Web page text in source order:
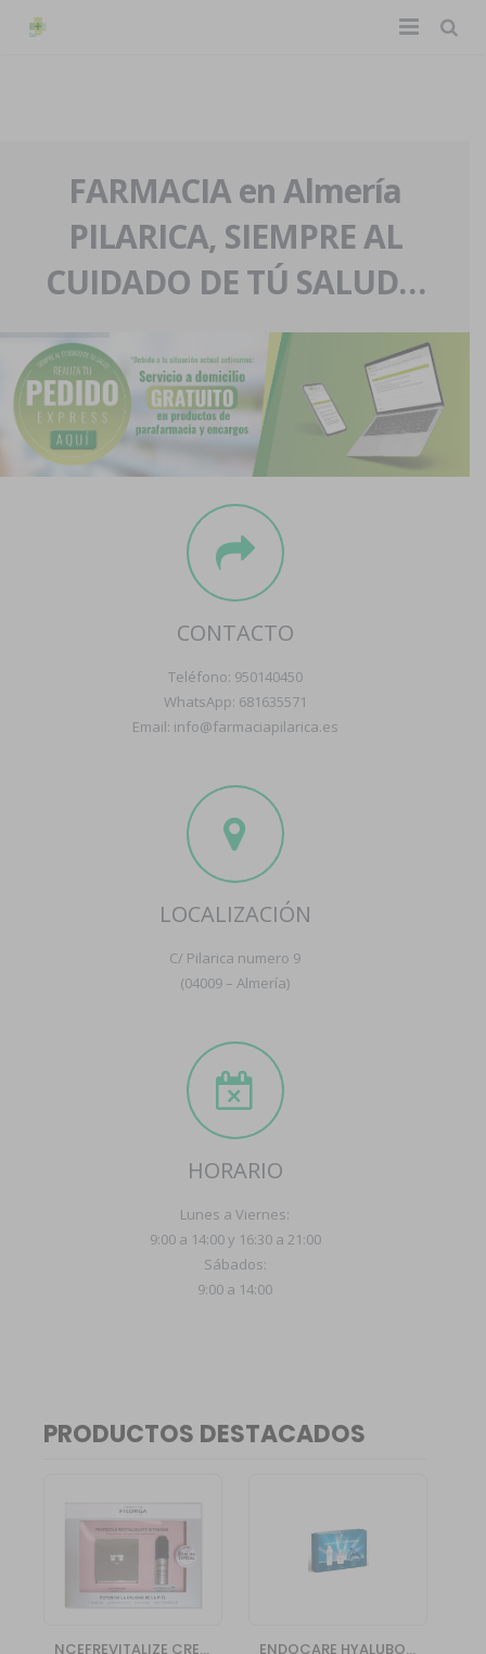
La farmacia
Nuestra historia
Nuestro equipo
Eventos
Servicios y reservas
Pedidos express
Blog
Contacto
Boletín
FARMACIA en Almería
PILARICA, SIEMPRE AL
CUIDADO DE TÚ SALUD…
CONTACTO
Teléfono: 950140450
WhatsApp: 681635571
Email: info@farmaciapilarica.es
LOCALIZACIÓN
C/ Pilarica numero 9
(04009 – Almería)
HORARIO
Lunes a Viernes:
9:00 a 14:00 y 16:30 a 21:00
Sábados:
9:00 a 14:00